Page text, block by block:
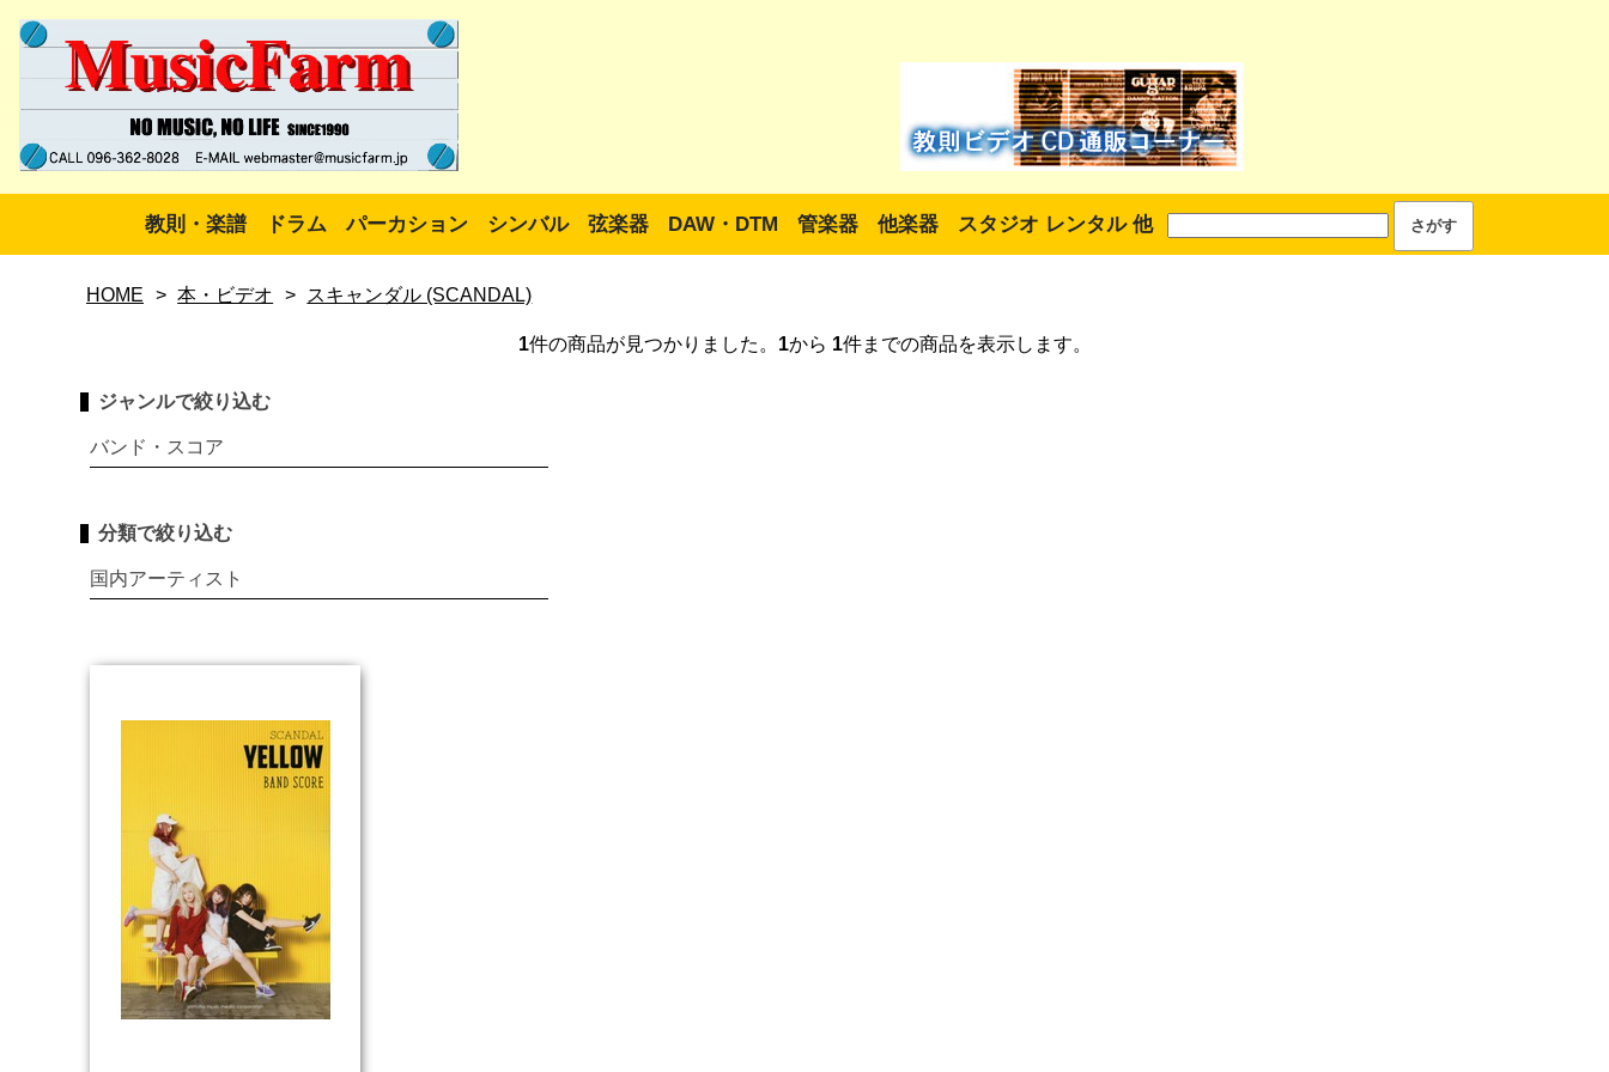
教則・楽譜 ドラム パーカション シンバル 弦楽器 DAW・DTM 管楽器 他楽器 スタジオ レンタル 他
HOME > 本・ビデオ > スキャンダル (SCANDAL)
1件の商品が見つかりました。 1から 1件までの商品を表示します。
ジャンルで絞り込む
バンド・スコア
分類で絞り込む
国内アーティスト